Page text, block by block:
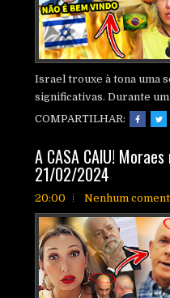
Israel trouxe à tona uma
significativas. Durante
COMPARTILHAR:
A CASA CAlU!
21/02/2024
20:00
Nenhum